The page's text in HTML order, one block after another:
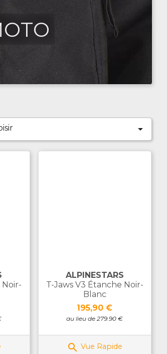

Noir-
ALPINESTARS
T-Jaws V3 Étanche Noir-
Blanc
Prix
195,90 €
au lieu de 279.90 €
 Vue Rapide